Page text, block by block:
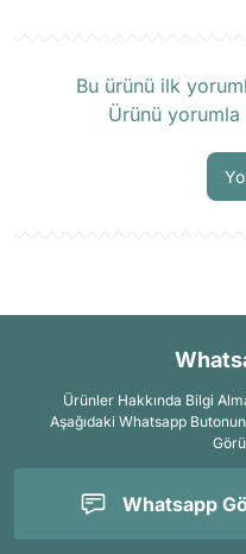
Bu ürünü ilk
Ürünü
Ürünler Hakkında Bilgi
Aşağıdaki Whatsapp
Whatsapp